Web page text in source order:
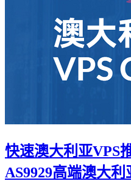
快速澳大利亚VPS
AS9929高端澳大